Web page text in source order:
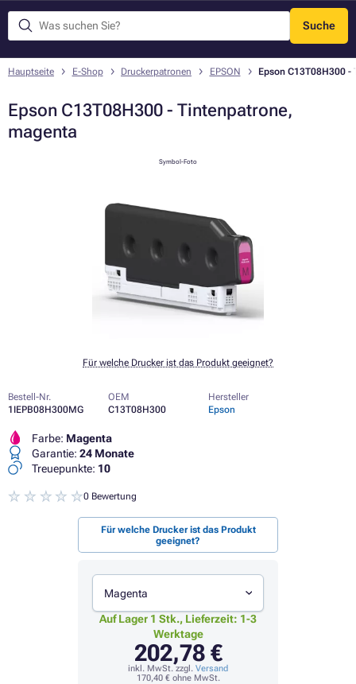
Suche
Menü
Hauptseite E-Shop Druckerpatronen EPSON Epson C13T08H300
Epson C13T08H300 - Tintenpatrone,
magenta
Symbol-Foto
Für welche Drucker ist das Produkt geeignet?
Bestell-Nr.
1IEPB08H300MG
OEM
C13T08H300
Hersteller
Epson
Farbe: Magenta
Garantie: 24 Monate
Treuepunkte: 10
0 Bewertung
Für welche Drucker ist das Produkt
geeignet?
Magenta
Auf Lager 1 Stk., Lieferzeit: 1-3
Werktage
202,78 €
inkl. MwSt. zzgl. Versand
170,40 €ohne MwSt.